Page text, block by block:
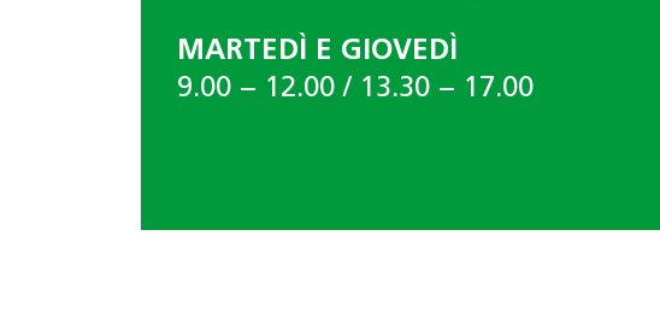
MARTEDÌ E GIOVEDÌ
9.00 − 12.00 / 13.30 − 17.00